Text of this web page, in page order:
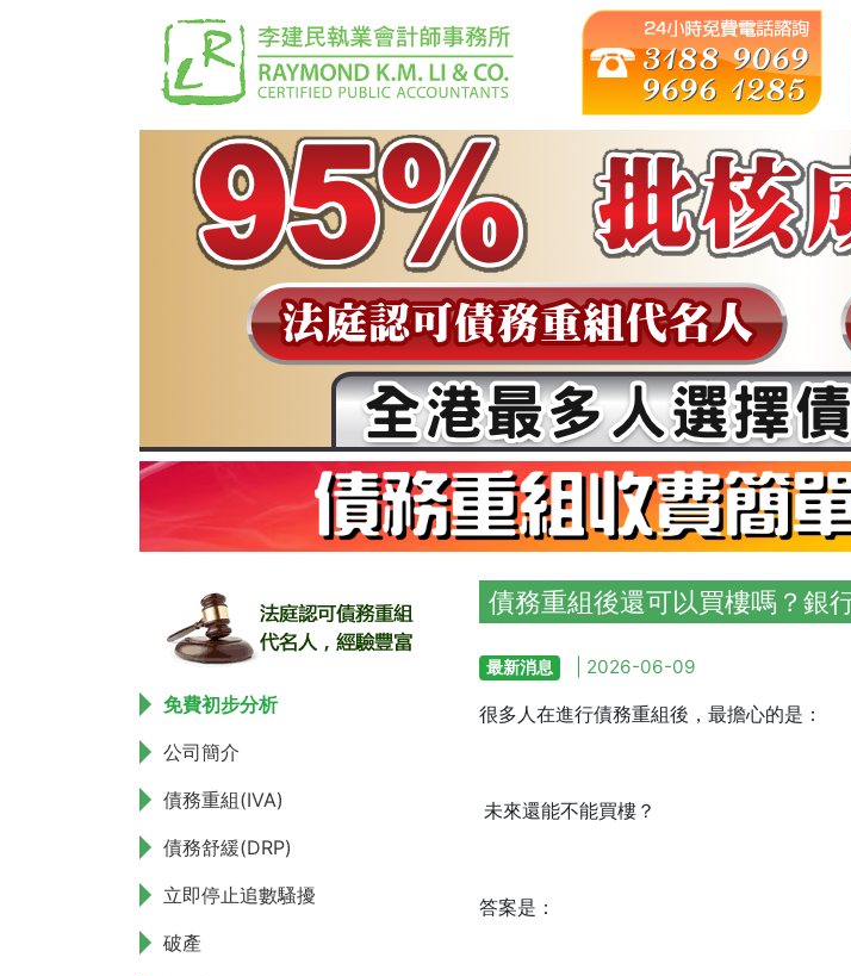
免費初步分析
公司簡介
債務重組(IVA)
債務舒緩(DRP)
立即停止追數騷擾
破產
債務重組後還可以買樓嗎？銀
最新消息 | 2026-06-09
很多人在進行債務重組後，最擔心的是：
未來還能不能買樓？
答案是：